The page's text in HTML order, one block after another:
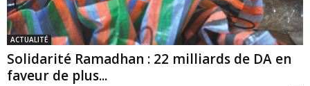
ACTUALITÉ
Solidarité Ramadhan : 22 milliards de DA en
faveur de plus...